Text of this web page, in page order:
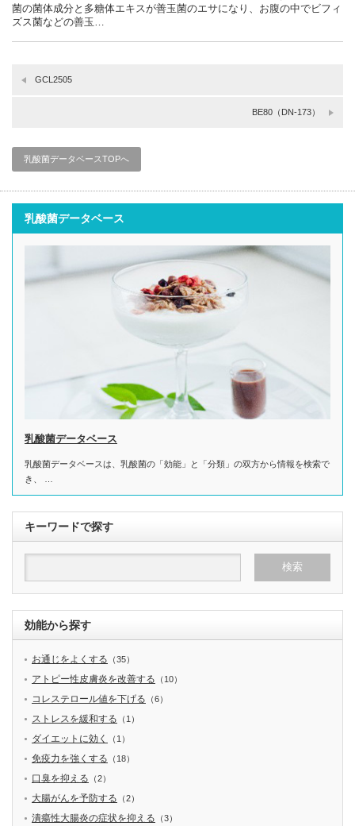
菌の菌体成分と多糖体エキスが善玉菌のエサになり、お腹の中でビフィ
ズス菌などの善玉…
GCL2505
BE80（DN-173）
乳酸菌データベースTOPへ
乳酸菌データベース
乳酸菌データベース
乳酸菌データベースは、乳酸菌の「効能」と「分類」の双方から情報を検索で
き、 …
キーワードで探す
効能から探す
お通じをよくする （35）
アトピー性皮膚炎を改善する （10）
コレステロール値を下げる （6）
ストレスを緩和する （1）
ダイエットに効く （1）
免疫力を強くする （18）
口臭を抑える （2）
大腸がんを予防する （2）
潰瘍性大腸炎の症状を抑える （3）